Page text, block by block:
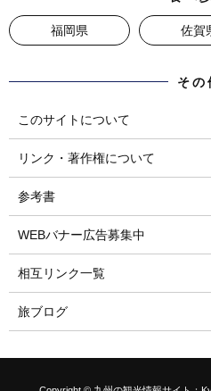
福岡県 佐賀
その
このサイトについて
リンク・著作権について
参考書
WEBバナー広告募集中
相互リンク一覧
旅ブログ